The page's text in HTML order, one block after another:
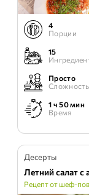
4
Порции
15
Просто
Сложность
1 ч 50 мин
Время
Десерты
Рецепт от шеф-